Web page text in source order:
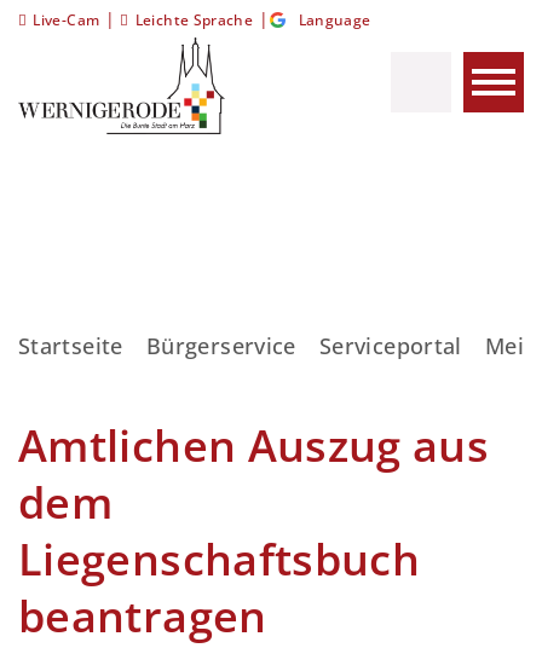
Live-Cam | Leichte Sprache | Language
Startseite Bürgerservice Serviceportal
Amtlichen Auszug aus
dem
Liegenschaftsbuch
beantragen